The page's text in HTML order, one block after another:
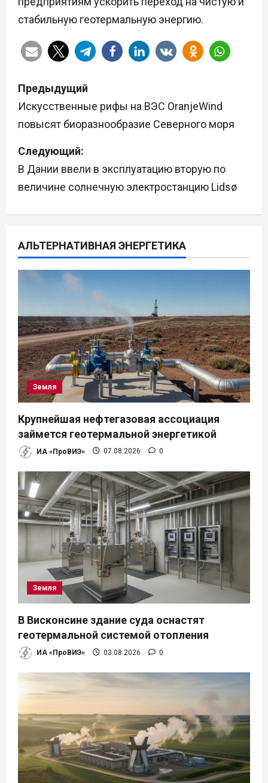
стабильную геотермальную энергию.
Н
а
в
и
г
и
я
о
з
а
п
и
с
я
м
Предыдущий
Искусственные рифы на ВЭС OranjeWind
повысят биоразнообразие Северного моря
Следующий:
В Дании ввели в эксплуатацию вторую по
величине солнечную электростанцию Lidsø
АЛЬТЕРНАТИВНАЯ ЭНЕРГЕТИКА
Земля
Крупнейшая нефтегазовая ассоциация
займется геотермальной энергетикой
ИА «ПроВИЭ» 07.08.2026 0
Земля
В Висконсине здание суда оснастят
геотермальной системой отопления
ИА «ПроВИЭ» 03.08.2026 0